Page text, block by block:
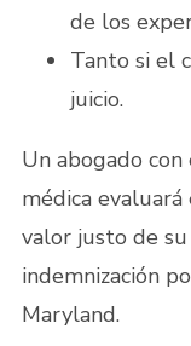
de los
Tanto si el
juicio.
Un abogado
médica
valor justo de
indemnización
Maryland.